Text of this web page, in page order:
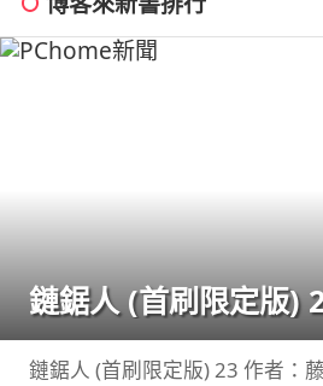
鏈鋸人 (首刷限定版)
鏈鋸人 (首刷限定版) 23 作者